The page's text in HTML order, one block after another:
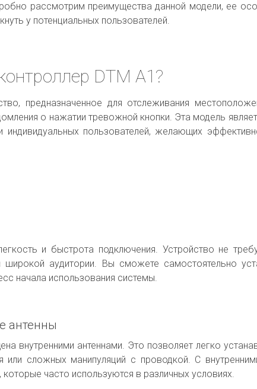
рассмотрим преимущества данной модели, ее
у потенциальных пользователей.
DTM A1?
предназначенное для отслеживания
о нажатии тревожной кнопки. Эта модель
пользователей, желающих
и быстрота подключения. Устройство не
широкой аудитории. Вы сможете самостоятельно
начала использования системы.
антенны
внутренними антеннами. Это позволяет легко
или сложных манипуляций с проводкой. С
часто используются в различных условиях.